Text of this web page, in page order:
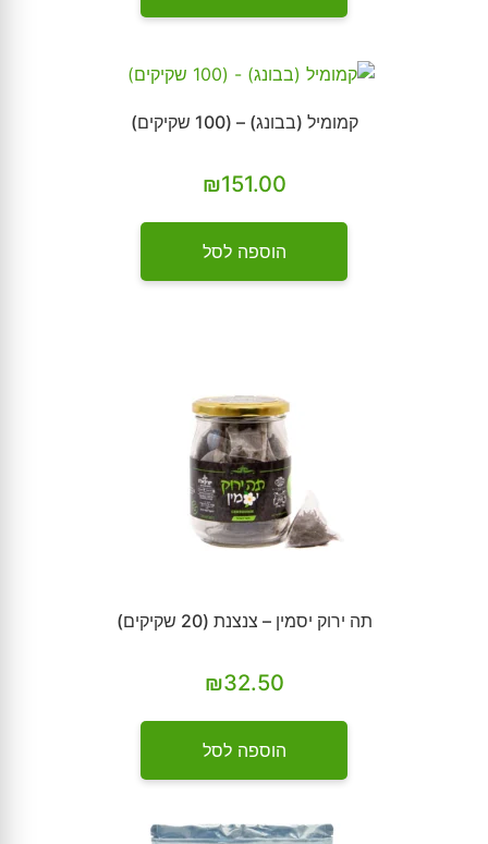
קמומיל (בבונג) – (100 שקיקים)
₪151.00
הוספה לסל
תה ירוק יסמין – צנצנת (20 שקיקים)
₪32.50
הוספה לסל